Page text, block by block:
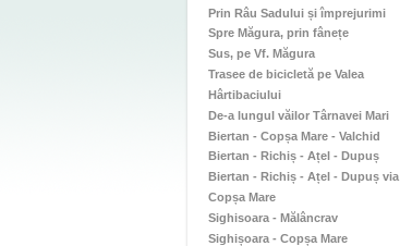
Prin Râu Sadului și împrejurimi
Spre Măgura, prin fânețe
Sus, pe Vf. Măgura
Trasee de bicicletă pe Valea
Hârtibaciului
De-a lungul văilor Târnavei Mari
Biertan - Copșa Mare - Valchid
Biertan - Richiș - Ațel - Dupuș
Biertan - Richiș - Ațel - Dupuș via
Copșa Mare
Sighisoara - Mălâncrav
Sighișoara - Copșa Mare